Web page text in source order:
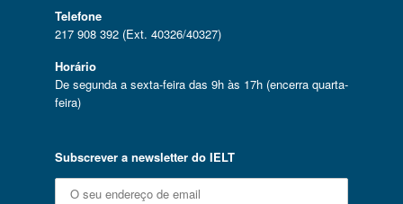
Telefone
217 908 392 (Ext. 40326/40327)
Horário
De segunda a sexta-feira das 9h às 17h (encerra quarta-
feira)
Subscrever a newsletter do IELT